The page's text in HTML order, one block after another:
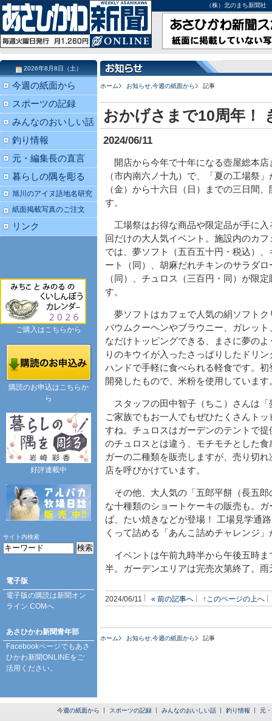
（株）北のまち新聞
ホーム お知らせ 今週の紙面から 記事
おかげさまで10周年！
2024/06/11
開店から今年で十年になる壺屋総本店
（市内南六ノ十九）で、「夏の工場祭
（金）から十六日（日）までの三日間
す。
工場祭はお得な商品や限定品が手に入
回だけの大人気イベント。施設内のカフ
では、夢ソフト（五百五十円・税込）、
ート（同）、胡麻だれチキンのサラダロ
（同）、チュロス（三百円・同）が限
す。
夢ソフトはカフェで人気の絹ソフトク
バウムクーヘンやブラウニー、ガレッ
なだけトッピングできる、まさに夢の
りのキウイが入ったさっぱりしたドリ
ハンドで手軽に食べられる軽食です。
開発したもので、米粉を使用しています
スタッフの田中智子（ちこ）さんは「
ご家族でもお一人でもぜひたくさんト
すね。チュロスはガーデンのテントで
のチュロスとは違う、モチモチとした
ガーの二種類を販売しますが、売り切
店を呼びかけています。
その他、大人気の「五郎平餅（長五郎
な十種類のショートケーキの販売も。
ば、たい焼きなどが登場！ 工場見学通
くって詰める「あんこ詰めチャレンジ
イベントは午前九時半から午後五時
半。ガーデンエリアは完売次第終了。雨
2024/06/11 « 前の記事へ ↑このページの上へ
ホーム お知らせ 今週の紙面から 記事
2026年8月8日（土）
今週の紙面から
スポーツの記録
みんなのおいしい話
釣り情報
元・編集長の直言
暮らしの隅を彫る
旭川のアイヌ語地名研究
紙面掲載写真のご注文
リンク
ご購入はこちらから
購読のお申込はこちらか
ら
好評連載中
サイト内検索
電子版
電子版の購読は新聞オン
ライン.COMへ
あさひかわ新聞青年部
Facebookページでもあさ
ひかわ新聞ONLINEをご
活用ください。
今週の紙面から スポーツの記録 みんなのおいしい話 釣り情報 元